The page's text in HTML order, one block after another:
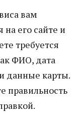
вам
на его сайте и
требуется
ФИО, дата
данные карты.
правильность